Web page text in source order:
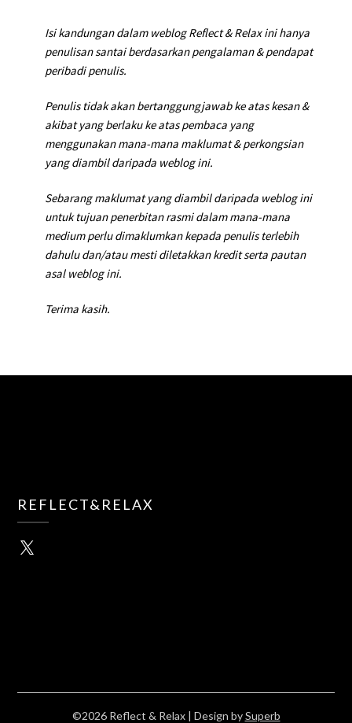
Isi kandungan dalam weblog Reflect & Relax ini hanya
penulisan santai berdasarkan pengalaman & pendapat
peribadi penulis.
Penulis tidak akan bertanggungjawab ke atas kesan &
akibat yang berlaku ke atas pembaca yang
menggunakan mana-mana maklumat & perkongsian
yang diambil daripada weblog ini.
Sebarang maklumat yang diambil daripada weblog ini
untuk tujuan penerbitan rasmi dalam mana-mana
medium perlu dimaklumkan kepada penulis terlebih
dahulu dan/atau mesti diletakkan kredit serta pautan
asal weblog ini.
Terima kasih.
REFLECT&RELAX
X
©2026 Reflect & Relax | Design bySuperb